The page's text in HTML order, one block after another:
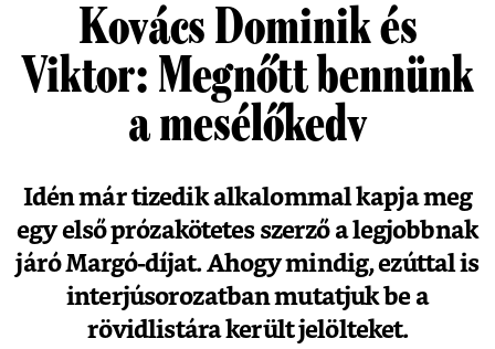
Kovács Dominik és
Viktor: Megnőtt bennünk
a mesélőkedv
Idén már tizedik alkalommal kapja meg
egy első prózakötetes szerző a legjobbnak
járó Margó-díjat. Ahogy mindig, ezúttal is
interjúsorozatban mutatjuk be a
rövidlistára került jelölteket.